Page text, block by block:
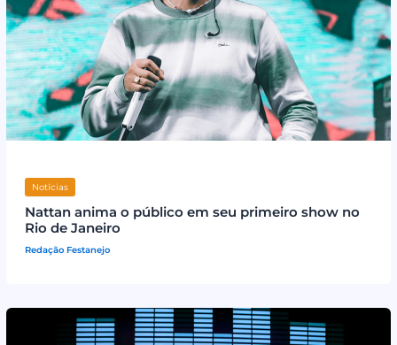
Notícias
Nattan anima o público em seu primeiro show no
Rio de Janeiro
Redação Festanejo